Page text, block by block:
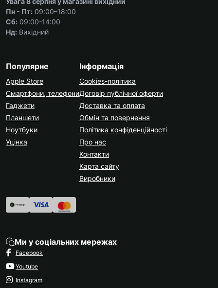
Пн - Пт: 09:00–18:00
Сб: 09:00-14:00
Нд: Вихідний
Популярне
Apple Store
Смартфони, телефони
Гаджети
Планшети
Ноутбуки
Уцінка
Інформація
Cookies-політика
Договір публічної оферти
Доставка та оплата
Обмін та повернення
Політика конфіденційності
Про нас
Контакти
Карта сайту
Виробники
Ми у соціальних мережах
Facebook
Youtube
Instagram